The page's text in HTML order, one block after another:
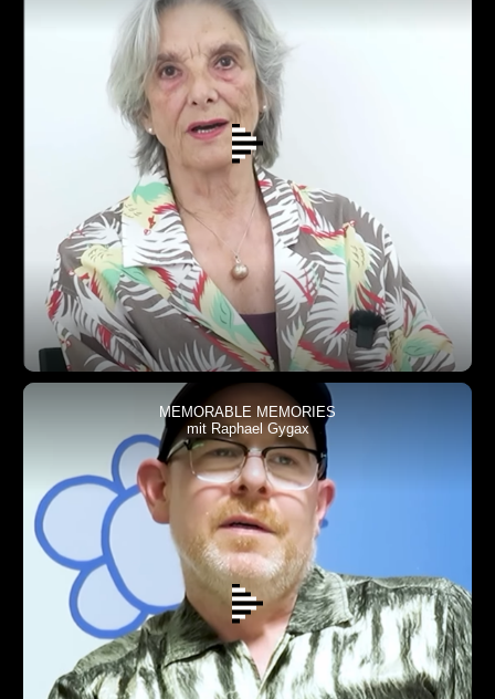
MEMORABLE MEMORIES
mit Raphael Gygax